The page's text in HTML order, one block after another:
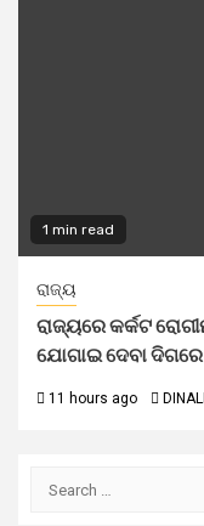
1 min read
ରାଜ୍ୟ
ରାଜ୍ୟରେ କର୍କଟ
ଯୋଗାଇ ଦେବା
11 hours ago